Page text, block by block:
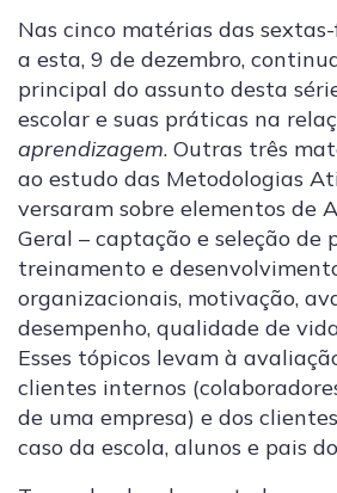
Nas cinco matérias das
a esta, 9 de dezembro,
principal do assunto desta
escolar e suas práticas na
aprendizagem. Outras três
ao estudo das Metodologias
versaram sobre elementos de
Geral – captação e seleção de
treinamento e
organizacionais, motivação,
desempenho, qualidade de
Esses tópicos levam à
clientes internos
de uma empresa) e dos
caso da escola, alunos e pais